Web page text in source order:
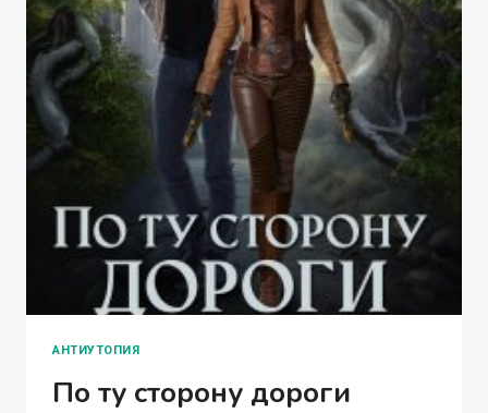
АНТИУТОПИЯ
По ту сторону дороги